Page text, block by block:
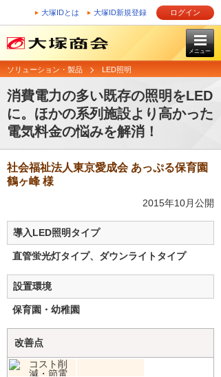
大塚IDとは 大塚ID新規登録 ログイン
メニュー
ソリューション・製品 LED照明
消費電力の多い既存の照明をLED
に。ほかの系列施設より高かった
電気料金の悩みを解消！
社会福祉法人東京愛成会 あっぷる保育園
鶴ヶ峰 様
2015年10月公開
導入LED照明タイプ
直管蛍光灯タイプ、ダウンライトタイプ
設置環境
保育園・幼稚園
改善点